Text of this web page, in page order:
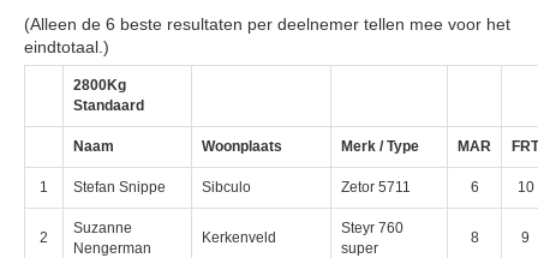
(Alleen de 6 beste resultaten per deelnemer tellen mee voor het
eindtotaal.)
2800Kg
Standaard
Naam Woonplaats Merk / Type MAR FRT
1 Stefan Snippe Sibculo Zetor 5711 6 10
2
Suzanne
Nengerman
Kerkenveld
Steyr 760
super
8 9